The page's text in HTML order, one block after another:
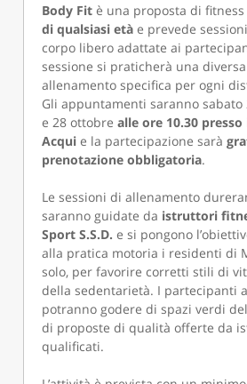
Body Fit è una proposta di
di qualsiasi età e prevede
corpo libero adattate ai
sessione si praticherà una
allenamento specifica per ogni
Gli appuntamenti saranno sabato
e 28 ottobre alle ore 10.30
Acqui e la partecipazione sarà
prenotazione obbligatoria.
Le sessioni di allenamento
saranno guidate da istruttori
Sport S.S.D.e si pongono
alla pratica motoria i residenti di
solo, per favorire corretti stili di
della sedentarietà. I partecipanti
potranno godere di spazi verdi
di proposte di qualità offerte da
qualificati.